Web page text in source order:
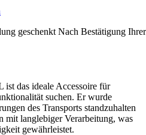
geschenkt Nach Bestätigung Ihrer
das ideale Accessoire für
suchen. Er wurde
des Transports standzuhalten
mit langlebiger Verarbeitung, was
gewährleistet.